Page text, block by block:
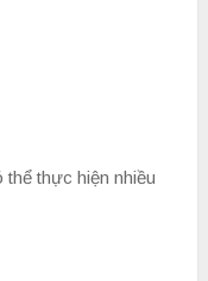
thực hiện nhiều